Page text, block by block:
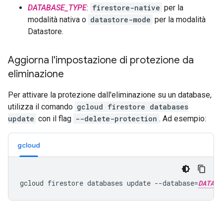
DATABASE_TYPE: firestore-native per la
modalità nativa o datastore-mode per la modalità
Datastore.
Aggiorna l'impostazione di protezione da
eliminazione
Per attivare la protezione dall'eliminazione su un database,
utilizza il comando gcloud firestore databases
update con il flag --delete-protection . Ad esempio:
gcloud
gcloud firestore databases update --database=